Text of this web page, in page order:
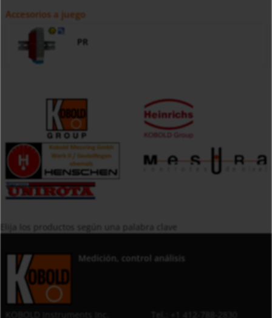
Accesorios a juego
PR
Elija los productos según una palabra clave
Medición, control análisis